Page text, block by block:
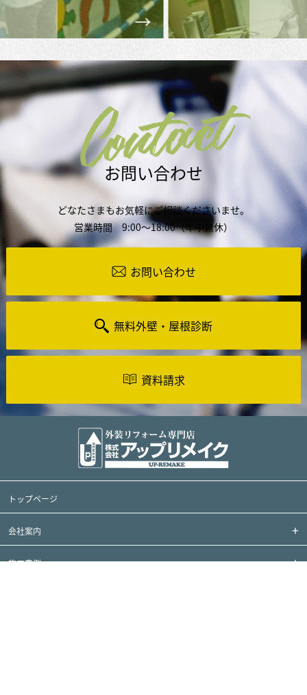
Contact
お問い合わせ
どなたさまもお気軽にご相談くださいませ。
営業時間 9:00～18:00（年中無休）
お問い合わせ
無料外壁・屋根診断
資料請求
トップページ
会社案内
施工事例